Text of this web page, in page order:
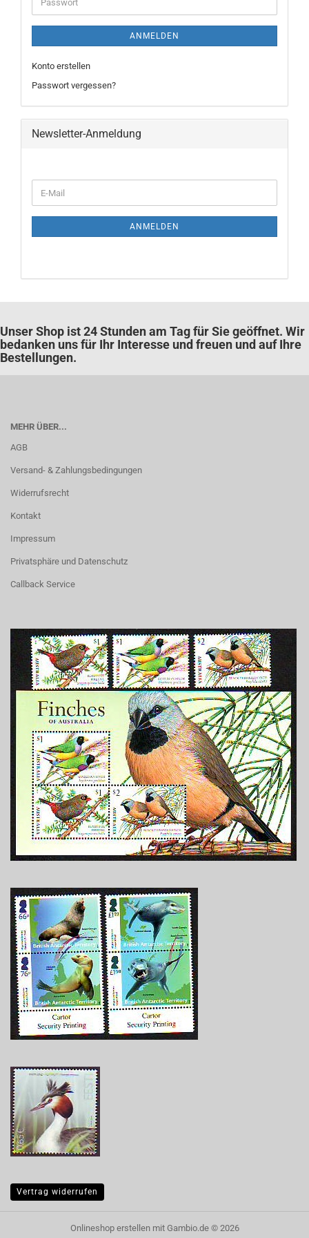
ANMELDEN
Konto erstellen
Passwort vergessen?
Newsletter-Anmeldung
ZUR
E-
Mail
ANMELDEN
Unser Shop ist 24 Stunden am Tag für Sie geöffnet. Wir
bedanken uns für Ihr Interesse und freuen und auf Ihre
Bestellungen.
MEHR ÜBER...
AGB
Versand- & Zahlungsbedingungen
Widerrufsrecht
Kontakt
Impressum
Privatsphäre und Datenschutz
Callback Service
Vertrag widerrufen
Onlineshop erstellenmit Gambio.de © 2026